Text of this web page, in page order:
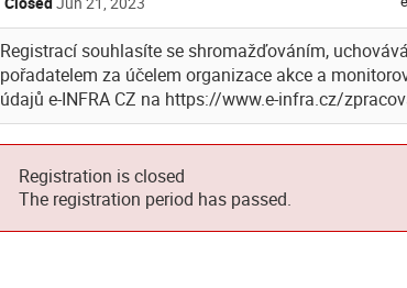
Registrací souhlasíte se shromažďováním,
pořadatelem za účelem organizace akce a
údajů e-INFRA CZ na https://www.e-infra.cz/
Registration is closed
The registration period has passed.